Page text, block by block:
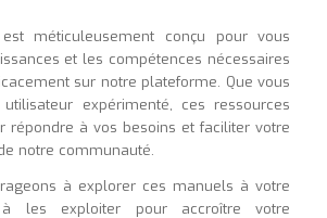
méticuleusement conçu pour vous
et les compétences nécessaires
sur notre plateforme. Que vous
expérimenté, ces ressources
répondre à vos besoins et faciliter votre
notre communauté.
à explorer ces manuels à votre
à les exploiter pour accroître votre